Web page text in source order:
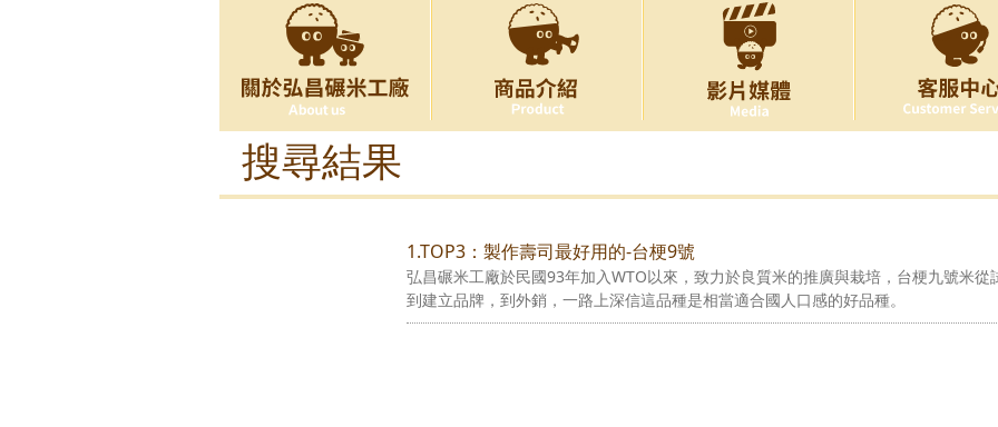
搜尋結果
1.TOP3：製作壽司最好用的-台梗9號
弘昌碾米工廠於民國93年加入WTO以來，致力於良質米的推廣與栽培，台梗九號米從
到建立品牌，到外銷，一路上深信這品種是相當適合國人口感的好品種。